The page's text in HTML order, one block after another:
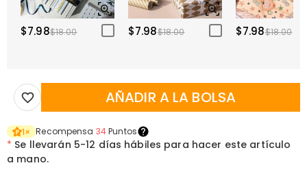
$7.98$18.00 $7.98$18.00 $7.98$18.00
AÑADIR A LA BOLSA
1× Recompensa 34Puntos
* Se llevarán 5-12 días hábiles para hacer este artículo
a mano.